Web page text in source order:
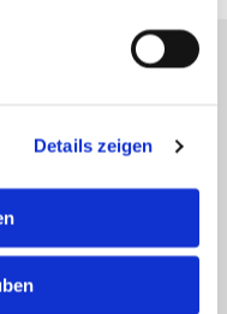
Details zeigen
Neustadt an der
960546 |